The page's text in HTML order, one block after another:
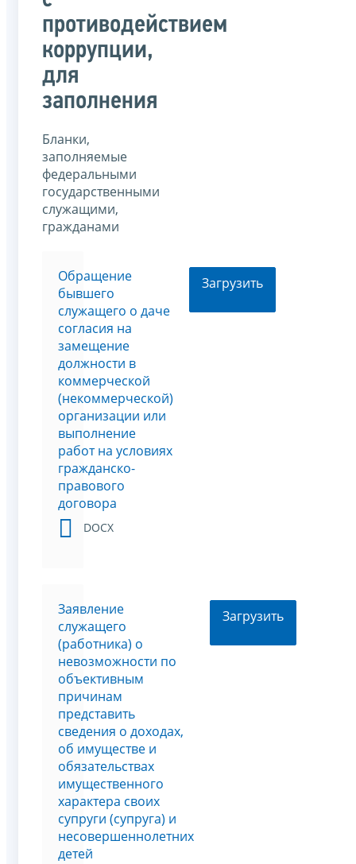
противодействием
коррупции,
для
заполнения
Бланки,
заполняемые
федеральными
государственными
служащими,
гражданами
Обращение
бывшего
служащего о даче
согласия на
замещение
должности в
коммерческой
(некоммерческой)
организации или
выполнение
работ на условиях
гражданско-
правового
договора
DOCX
Загрузить
Заявление
служащего
(работника) о
невозможности по
объективным
причинам
представить
сведения о доходах,
об имуществе и
обязательствах
имущественного
характера своих
супруги (супруга) и
несовершеннолетних
детей
Загрузить